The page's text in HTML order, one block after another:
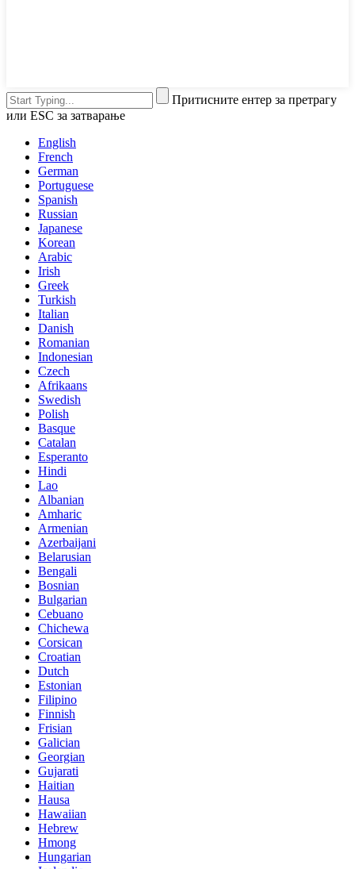
Притисните ентер за претрагу
или ESC за затварање
English
French
German
Portuguese
Spanish
Russian
Japanese
Korean
Arabic
Irish
Greek
Turkish
Italian
Danish
Romanian
Indonesian
Czech
Afrikaans
Swedish
Polish
Basque
Catalan
Esperanto
Hindi
Lao
Albanian
Amharic
Armenian
Azerbaijani
Belarusian
Bengali
Bosnian
Bulgarian
Cebuano
Chichewa
Corsican
Croatian
Dutch
Estonian
Filipino
Finnish
Frisian
Galician
Georgian
Gujarati
Haitian
Hausa
Hawaiian
Hebrew
Hmong
Hungarian